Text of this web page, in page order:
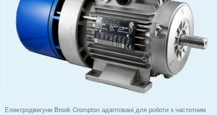
Електродвигуни Brook Crompton адаптовані для роботи з частотним